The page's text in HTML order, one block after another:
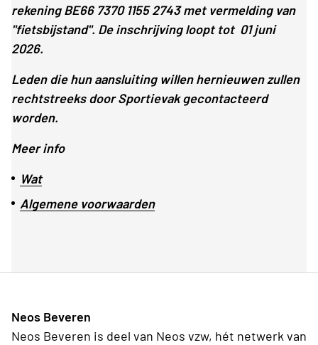
rekening BE66 7370 1155 2743 met vermelding van
"fietsbijstand". De inschrijving loopt tot 01 juni
2026.
Leden die hun aansluiting willen hernieuwen zullen
rechtstreeks door Sportievak gecontacteerd
worden.
Meer info
Wat
Algemene voorwaarden
Neos Beveren
Neos Beveren is deel van Neos vzw, hét netwerk van